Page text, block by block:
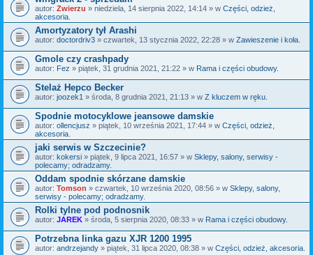
autor: Zwierzu » niedziela, 14 sierpnia 2022, 14:14 » w Części, odzież,
akcesoria.
Amortyzatory tył Arashi
autor: doctordriv3 » czwartek, 13 stycznia 2022, 22:28 » w Zawieszenie i koła.
Gmole czy crashpady
autor: Fez » piątek, 31 grudnia 2021, 21:22 » w Rama i części obudowy.
Stelaż Hepco Becker
autor: joozek1 » środa, 8 grudnia 2021, 21:13 » w Z kluczem w ręku.
Spodnie motocyklowe jeansowe damskie
autor: ollencjusz » piątek, 10 września 2021, 17:44 » w Części, odzież,
akcesoria.
jaki serwis w Szczecinie?
autor: kokersi » piątek, 9 lipca 2021, 16:57 » w Sklepy, salony, serwisy -
polecamy; odradzamy.
Oddam spodnie skórzane damskie
autor: Tomson » czwartek, 10 września 2020, 08:56 » w Sklepy, salony,
serwisy - polecamy; odradzamy.
Rolki tylne pod podnosnik
autor: JAREK » środa, 5 sierpnia 2020, 08:33 » w Rama i części obudowy.
Potrzebna linka gazu XJR 1200 1995
autor: andrzejandy » piątek, 31 lipca 2020, 08:38 » w Części, odzież, akcesoria.